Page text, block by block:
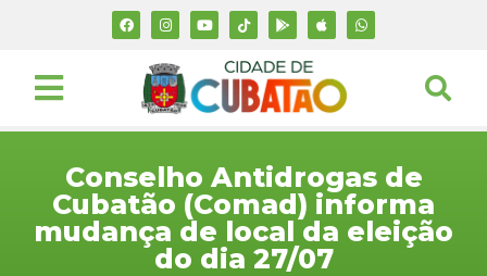
Conselho Antidrogas de
Cubatão (Comad) informa
mudança de local da eleição
do dia 27/07